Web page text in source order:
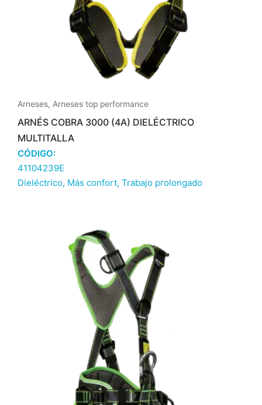
Arneses, Arneses top performance
ARNÉS COBRA 3000 (4A) DIELÉCTRICO
MULTITALLA
CÓDIGO:
41104239E
Dieléctrico, Más confort, Trabajo prolongado